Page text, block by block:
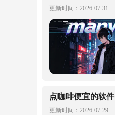
更新时间：2026-07-31
点咖啡便宜的软件
更新时间：2026-07-29